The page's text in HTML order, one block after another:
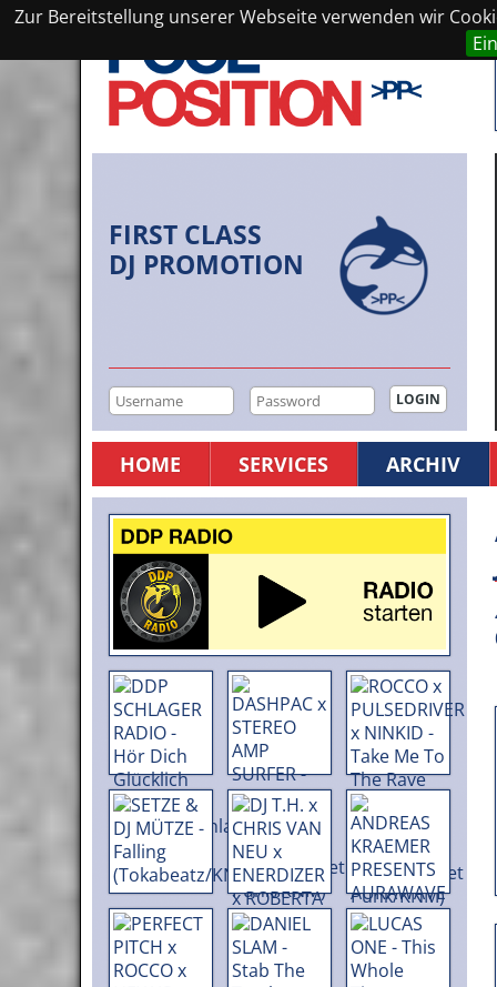
Zur Bereitstellung unserer Webseite verwenden wir
FIRST CLASS
DJ PROMOTION
HOME SERVICES ARCHIV